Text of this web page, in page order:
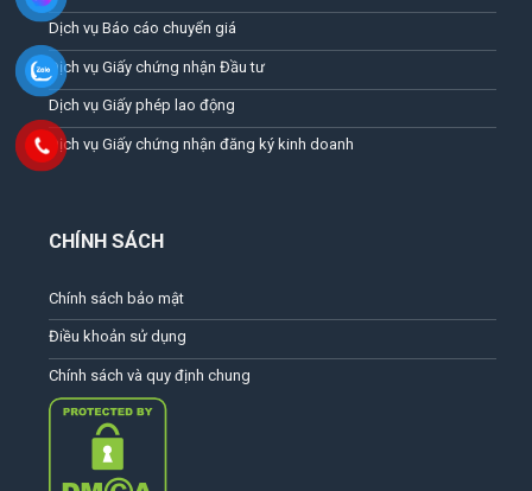
Dịch vụ Báo cáo chuyển giá
Dịch vụ Giấy chứng nhận Đầu tư
Dịch vụ Giấy phép lao động
Dịch vụ Giấy chứng nhận đăng ký kinh doanh
CHÍNH SÁCH
Chính sách bảo mật
Điều khoản sử dụng
Chính sách và quy định chung